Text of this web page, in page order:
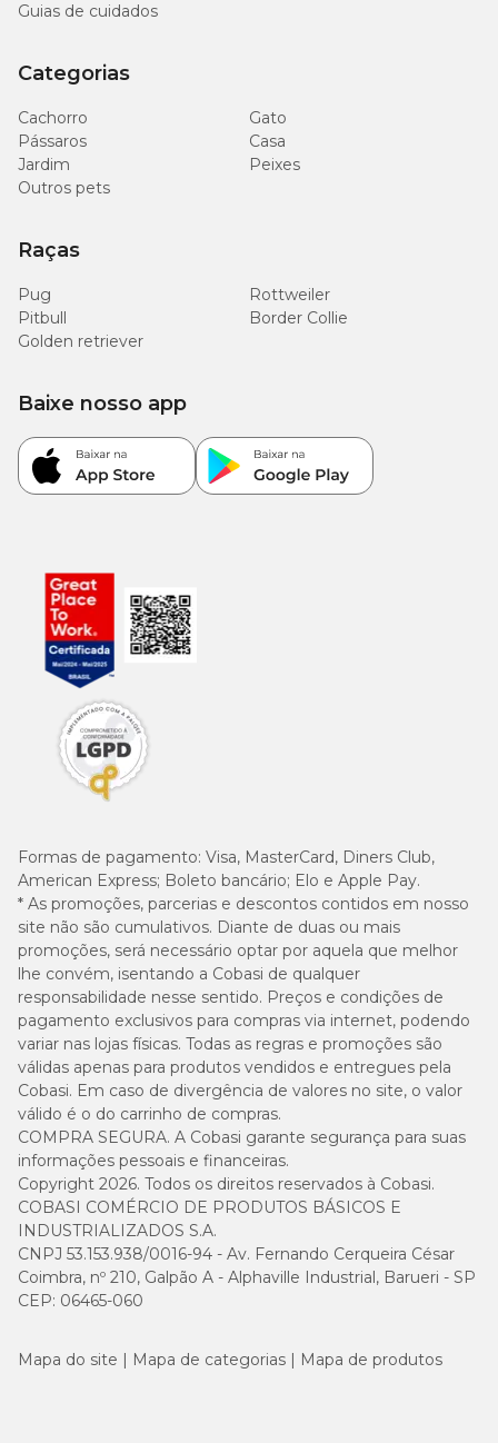
Guias de cuidados
Categorias
Cachorro
Gato
Pássaros
Casa
Jardim
Peixes
Outros pets
Raças
Pug
Rottweiler
Pitbull
Border Collie
Golden retriever
Formas de pagamento: Visa, MasterCard, Diners Club,
American Express; Boleto bancário; Elo e Apple Pay.
* As promoções, parcerias e descontos contidos em nosso
site não são cumulativos. Diante de duas ou mais
promoções, será necessário optar por aquela que melhor
lhe convém, isentando a Cobasi de qualquer
responsabilidade nesse sentido. Preços e condições de
pagamento exclusivos para compras via internet, podendo
variar nas lojas físicas. Todas as regras e promoções são
válidas apenas para produtos vendidos e entregues pela
Cobasi. Em caso de divergência de valores no site, o valor
válido é o do carrinho de compras.
COMPRA SEGURA. A Cobasi garante segurança para suas
informações pessoais e financeiras.
Copyright 2026. Todos os direitos reservados à Cobasi.
COBASI COMÉRCIO DE PRODUTOS BÁSICOS E
INDUSTRIALIZADOS S.A.
CNPJ 53.153.938/0016-94 - Av. Fernando Cerqueira César
Coimbra, nº 210, Galpão A - Alphaville Industrial, Barueri - SP
CEP: 06465-060
Baixe nosso app
Mapa do site Mapa de categorias Mapa de produtos